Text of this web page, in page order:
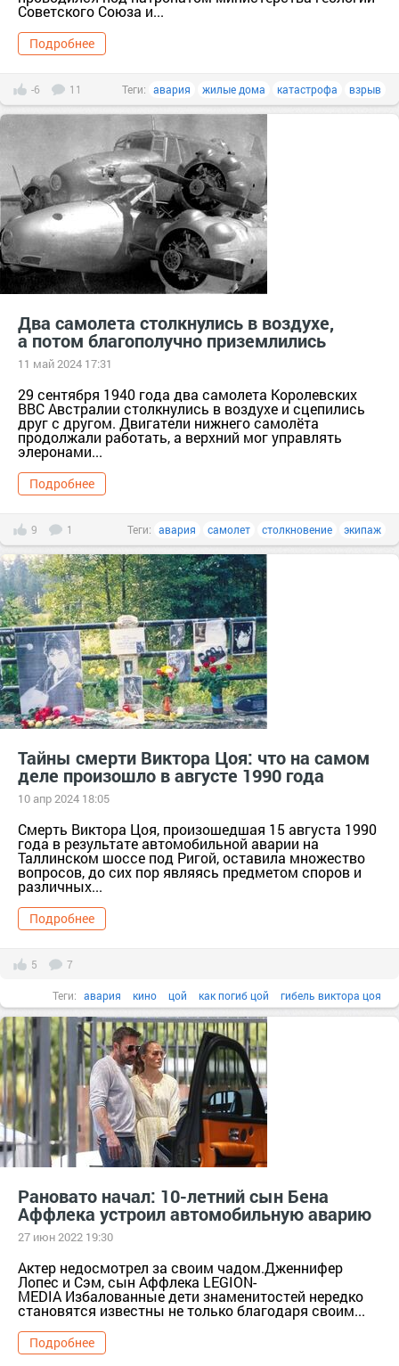
Советского Союза и...
Подробнее
-6 11 Теги: авария жилые дома катастрофа взрыв
Два самолета столкнулись в воздухе,
а потом благополучно приземлились
11 май 2024 17:31
29 сентября 1940 года два самолета Королевских
ВВС Австралии столкнулись в воздухе и сцепились
друг с другом. Двигатели нижнего самолёта
продолжали работать, а верхний мог управлять
элеронами...
Подробнее
9 1 Теги: авария самолет столкновение экипаж
Тайны смерти Виктора Цоя: что на самом
деле произошло в августе 1990 года
10 апр 2024 18:05
Смерть Виктора Цоя, произошедшая 15 августа 1990
года в результате автомобильной аварии на
Таллинском шоссе под Ригой, оставила множество
вопросов, до сих пор являясь предметом споров и
различных...
Подробнее
5 7
Теги: авария кино цой как погиб цой гибель виктора цоя
Рановато начал: 10-летний сын Бена
Аффлека устроил автомобильную аварию
27 июн 2022 19:30
Актер недосмотрел за своим чадом.Дженнифер
Лопес и Сэм, сын Аффлека LEGION-
MEDIA Избалованные дети знаменитостей нередко
становятся известны не только благодаря своим...
Подробнее